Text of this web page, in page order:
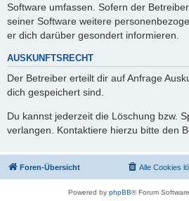
Software umfassen. Sofern der
seiner Software weitere
er dich darüber gesondert informieren.
AUSKUNFTSRECHT
Der Betreiber erteilt dir auf Anfrage
dich gespeichert sind.
Du kannst jederzeit die Löschung bzw.
verlangen. Kontaktiere hierzu bitte den
Foren-Übersicht Alle Cookies
Powered by phpBB® Forum